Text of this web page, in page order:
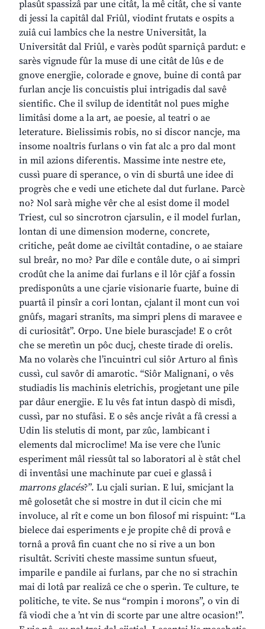
plasût spassizâ par une citât, la mê citât, che si vante
di jessi la capitâl dal Friûl, viodint frutats e ospits a
zuiâ cui lambics che la nestre Universitât, la
Universitât dal Friûl, e varès podût sparniçâ pardut: e
sarès vignude fûr la muse di une citât de lûs e de
gnove energjie, colorade e gnove, buine di contâ par
furlan ancje lis concuistis plui intrigadis dal savê
sientific. Che il svilup de identitât nol pues mighe
limitâsi dome a la art, ae poesie, al teatri o ae
leterature. Bielissimis robis, no si discor nancje, ma
insome noaltris furlans o vin fat alc a pro dal mont
in mil azions diferentis. Massime inte nestre ete,
cussì puare di sperance, o vin di sburtâ une idee di
progrès che e vedi une etichete dal dut furlane. Parcè
no? Nol sarà mighe vêr che al esist dome il model
Triest, cul so sincrotron cjarsulin, e il model furlan,
lontan di une dimension moderne, concrete,
critiche, peât dome ae civiltât contadine, o ae staiare
sul breâr, no mo? Par dîle e contâle dute, o ai simpri
crodût che la anime dai furlans e il lôr cjâf a fossin
predisponûts a une cjarie visionarie fuarte, buine di
puartâ il pinsîr a cori lontan, cjalant il mont cun voi
gnûfs, magari stranîts, ma simpri plens di maravee e
di curiositât”. Orpo. Une biele burascjade! E o crôt
che se meretìn un pôc ducj, cheste tirade di orelis.
Ma no volarès che l’incuintri cul siôr Arturo al finìs
cussì, cul savôr di amarotic. “Siôr Malignani, o vês
studiadis lis machinis eletrichis, progjetant une pile
par dâur energjie. E lu vês fat intun daspò di misdì,
cussì, par no stufâsi. E o sês ancje rivât a fâ cressi a
Udin lis stelutis di mont, par zûc, lambicant i
elements dal microclime! Ma ise vere che l’unic
esperiment mâl riessût tal so laboratori al è stât chel
di inventâsi une machinute par cuei e glassâ i
marrons glacés?”. Lu cjali surian. E lui, smicjant la
mê golosetât che si mostre in dut il cicin che mi
involuce, al rît e come un bon filosof mi rispuint: “La
bielece dai esperiments e je propite chê di provâ e
tornâ a provâ fin cuant che no si rive a un bon
risultât. Scriviti cheste massime suntun sfueut,
imparile e pandile ai furlans, par che no si strachin
mai di lotâ par realizâ ce che o sperìn. Te culture, te
politiche, te vite. Se nus “rompin i morons”, o vin di
fâ viodi che a ’nt vin di scorte par une altre ocasion!”.